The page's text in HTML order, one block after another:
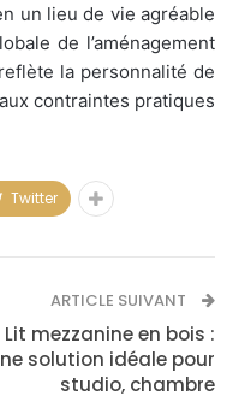
un lieu de vie agréable
de l’aménagement
la personnalité de
contraintes pratiques
Twitter
ARTICLE SUIVANT
Lit mezzanine en bois :
solution idéale pour
studio, chambre